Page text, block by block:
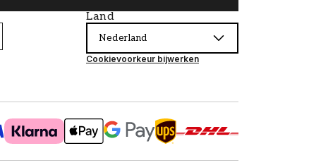
Land
Nederland
Cookievoorkeur bijwerken